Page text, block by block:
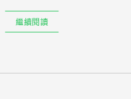
繼續閱讀